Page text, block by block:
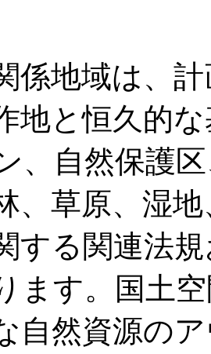
係地域は、
地と恒久的
、自然保護
、草原、湿
する関連法
ます。国土
自然資源の